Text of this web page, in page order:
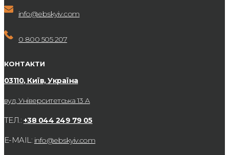
info@ebskyiv.com
0 800 505 207
КОНТАКТИ
03110, Київ, Україна
вул, Університетська 13 А
ТЕЛ.: +38 044 249 79 05
E-MAIL: info@ebskyiv.com